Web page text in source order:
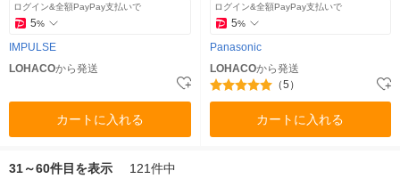
ログイン&全額PayPay支払いで
5%
IMPULSE
LOHACOから発送
カートに入れる
ログイン&全額PayPay支払いで
5%
Panasonic
LOHACOから発送
（5）
カートに入れる
31～60件目を表示
121件中